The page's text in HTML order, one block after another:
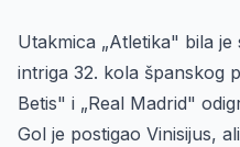
Utakmica „Atletika" bila
intriga 32. kola španskog
Betis" i „Real Madrid"
Gol je postigao Vinisijus,